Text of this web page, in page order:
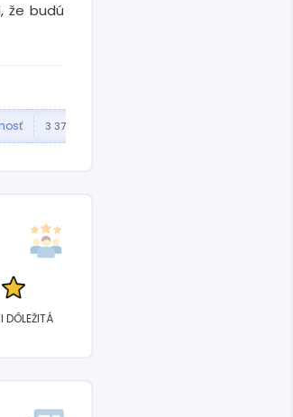
že budú
3 370
DÔLEŽITÁ